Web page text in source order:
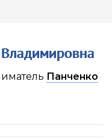
Панченко